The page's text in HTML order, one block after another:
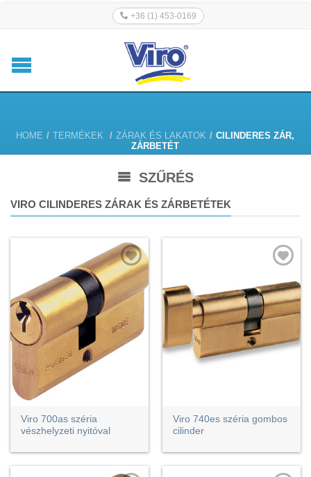
+36 (1) 453-0169
HOME / TERMÉKEK / ZÁRAK ÉS LAKATOK / CILINDERES ZÁR,
ZÁRBETÉT
SZŰRÉS
VIRO CILINDERES ZÁRAK ÉS ZÁRBETÉTEK
Viro 700as széria
vészhelyzeti nyitóval
Viro 740es széria gombos
cilinder